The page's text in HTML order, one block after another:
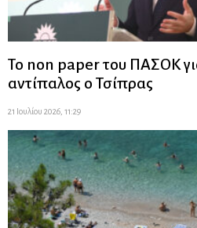
Το non paper του ΠΑΣΟΚ
αντίπαλος ο Τσίπρας
21 Ιουλίου 2026, 11:29